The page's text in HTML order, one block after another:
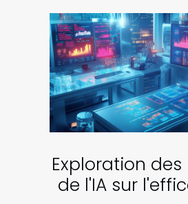
Exploration
de l'IA sur